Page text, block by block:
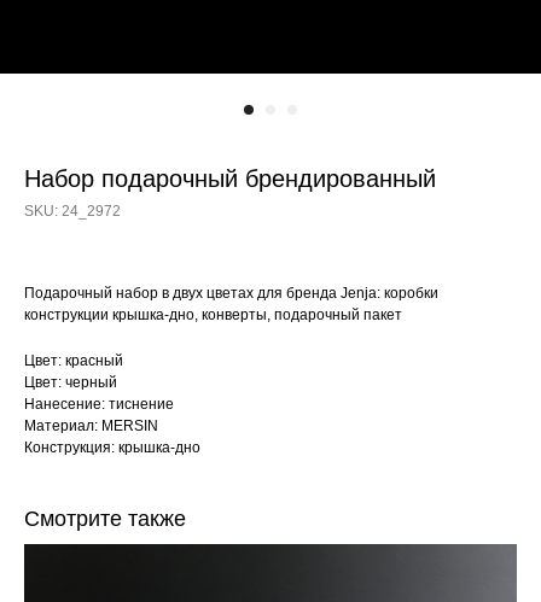
Набор подарочный брендированный
SKU: 24_2972
Подарочный набор в двух цветах для бренда Jenja: коробки
конструкции крышка-дно, конверты, подарочный пакет
Цвет: красный
Цвет: черный
Нанесение: тиснение
Материал: MERSIN
Конструкция: крышка-дно
Смотрите также